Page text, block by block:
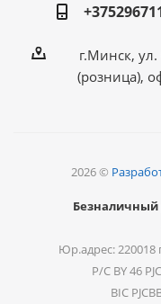
г.Минск,
(розница),
2026 ©
Безналичный
Юр.адрес: 220018
Р/С BY 46
BIC